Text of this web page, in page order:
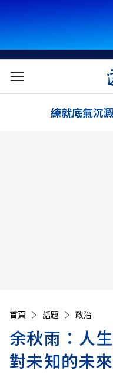
練就底氣沉澱
首頁 話題 政治
余秋雨：人
對未知的未